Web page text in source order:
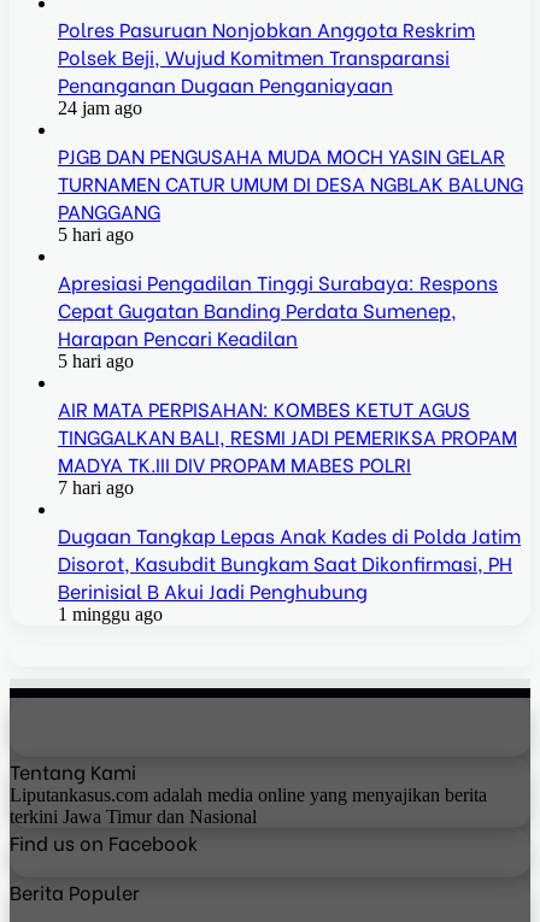
Polres Pasuruan Nonjobkan Anggota Reskrim
Polsek Beji, Wujud Komitmen Transparansi
Penanganan Dugaan Penganiayaan
24 jam ago
PJGB DAN PENGUSAHA MUDA MOCH YASIN GELAR
TURNAMEN CATUR UMUM DI DESA NGBLAK BALUNG
PANGGANG
5 hari ago
Apresiasi Pengadilan Tinggi Surabaya: Respons
Cepat Gugatan Banding Perdata Sumenep,
Harapan Pencari Keadilan
5 hari ago
AIR MATA PERPISAHAN: KOMBES KETUT AGUS
TINGGALKAN BALI, RESMI JADI PEMERIKSA PROPAM
MADYA TK.III DIV PROPAM MABES POLRI
7 hari ago
Dugaan Tangkap Lepas Anak Kades di Polda Jatim
Disorot, Kasubdit Bungkam Saat Dikonfirmasi, PH
Berinisial B Akui Jadi Penghubung
1 minggu ago
Tentang Kami
Liputankasus.com adalah media online yang menyajikan berita
terkini Jawa Timur dan Nasional
Find us on Facebook
Berita Populer